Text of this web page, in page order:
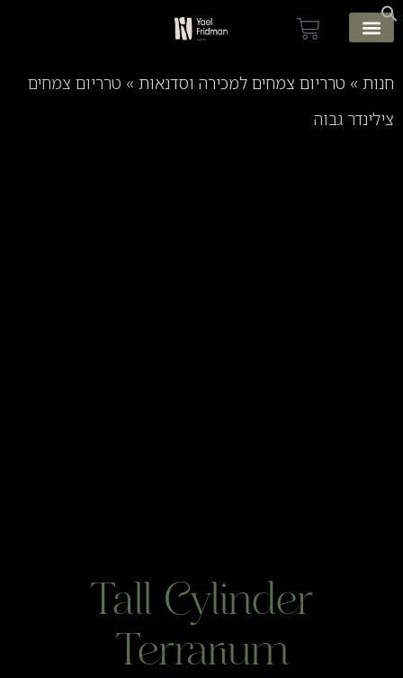
»טרריום צמחים למכירה וסדנאות»טרריום צמחים
גבוה
Tall Cylinder
Terrarium